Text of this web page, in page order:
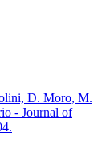
D. Moro, M.
- Journal of